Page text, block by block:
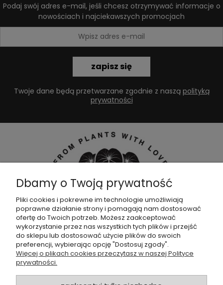
Podaj swój adres e-mail, jeśli chcesz otrzymywać informacje o
nowościach i najciekawszych promocjach
zapisz się
Twoje dane będą przetwarzane zgodnie z naszą polityką
prywatności
Dołącz do naszejgrupy facebookowej !
POMOC
SKLEP
Dbamy o Twoją prywatność
Pliki cookies i pokrewne im technologie umożliwiają
poprawne działanie strony i pomagają nam dostosować
ofertę do Twoich potrzeb. Możesz zaakceptować
wykorzystanie przez nas wszystkich tych plików i przejść
do sklepu lub dostosować użycie plików do swoich
preferencji, wybierając opcję "Dostosuj zgody".
Więcej o plikach cookies przeczytasz w naszej Polityce
prywatności.